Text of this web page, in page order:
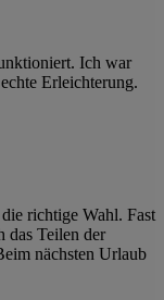
Ich war
Erleichterung.
richtige Wahl. Fast
das Teilen der
nächsten Urlaub